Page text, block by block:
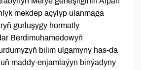
mekdep açylyp ulanmaga
gurluşygy hormatly
Berdimuhamedowyň
bilim ulgamyny has-da
maddy-enjamlaýyn binýadyny